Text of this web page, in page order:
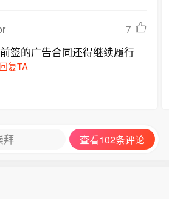
7
签的广告合同还得继续履行
回复TA
拜 查看102条评论